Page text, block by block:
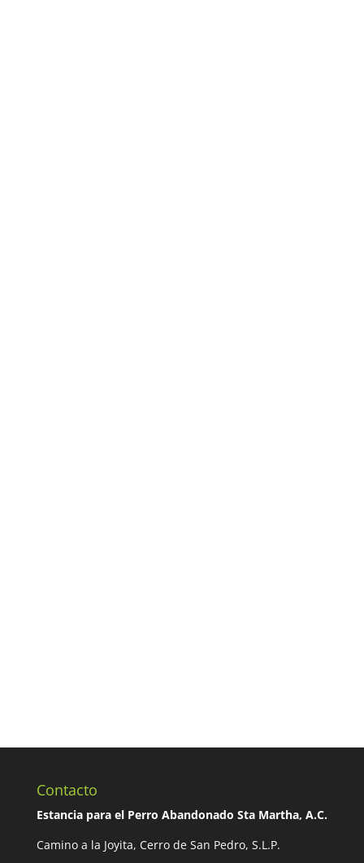
Contacto
Estancia para el Perro Abandonado Sta Martha, A.C.
Camino a la Joyita, Cerro de San Pedro, S.L.P.